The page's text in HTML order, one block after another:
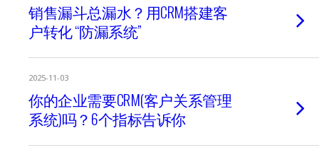
销售漏斗总漏水？用CRM搭建客
户转化 “防漏系统”
2025-11-03
你的企业需要CRM(客户关系管理
系统)吗？6个指标告诉你